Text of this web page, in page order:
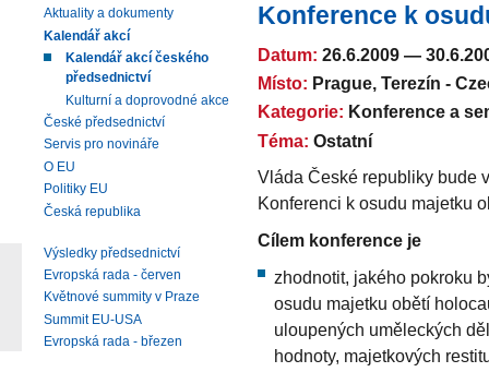
Konference k
Datum: 26.6.2009 —
Místo: Prague, Terezín -
Kategorie: Konference a
Téma: Ostatní
Vláda České republiky bude
Konferenci k osudu majetku
Cílem konference je
zhodnotit, jakého pokroku
osudu majetku obětí
uloupených uměleckých
hodnoty, majetkových
Aktuality a dokumenty
Kalendář akcí
Kalendář akcí českého
předsednictví
Kulturní a doprovodné akce
České předsednictví
Servis pro novináře
O EU
Politiky EU
Česká republika
Výsledky předsednictví
Evropská rada - červen
Květnové summity v Praze
Summit EU-USA
Evropská rada - březen